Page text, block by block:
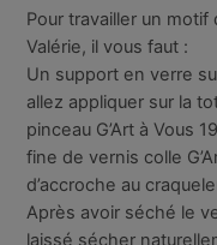
Pour travailler un
Valérie, il vous faut :
Un support en verre
allez appliquer sur la
pinceau G’Art à Vous
fine de vernis colle
d’accroche au
Après avoir séché le
laissé sécher